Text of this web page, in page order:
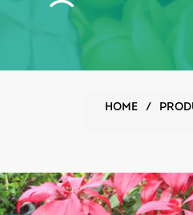
HOME /